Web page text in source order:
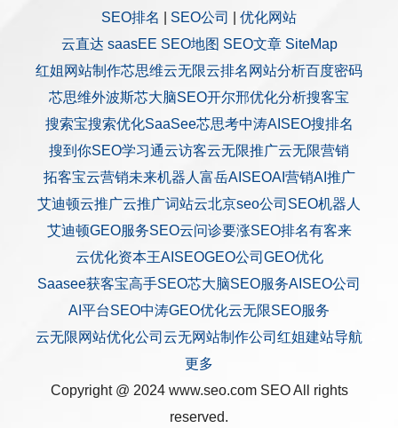
SEO排名
SEO公司
优化网站
云直达 saasEE SEO地图 SEO文章 SiteMap
红姐网站制作芯思维云无限云排名 网站分析百度密码
芯思维外波斯芯大脑SEO开尔邢优化分析搜客宝
搜索宝搜索优化SaaSee芯思考中涛AISEO搜排名
搜到你SEO学习通云访客云无限推广云无限营销
拓客宝云营销未来机器人 富岳AISEOAI营销AI推广
艾迪顿云推广云推广词站云北京seo公司 SEO机器人
艾迪顿GEO服务SEO云问诊要涨SEO排名有客来
云优化资本王AISEOGEO公司 GEO优化
Saasee获客宝高手SEO芯大脑SEO服务AISEO公司
AI平台SEO中涛GEO优化云无限SEO服务
云无限网站优化公司 云无网站制作公司 红姐建站导航
更多
Copyright @ 2024 www.seo.com SEOAll rights
reserved.